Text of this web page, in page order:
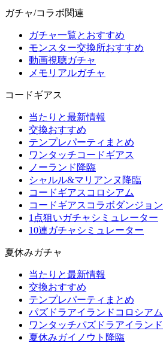
ガチャ/コラボ関連
ガチャ一覧とおすすめ
モンスター交換所おすすめ
動画視聴ガチャ
メモリアルガチャ
コードギアス
当たりと最新情報
交換おすすめ
テンプレパーティまとめ
ワンタッチコードギアス
ノーランド降臨
シャルル&マリアンヌ降臨
コードギアスコロシアム
コードギアスコラボダンジョン
1点狙いガチャシミュレーター
10連ガチャシミュレーター
夏休みガチャ
当たりと最新情報
交換おすすめ
テンプレパーティまとめ
パズドラアイランドコロシアム
ワンタッチパズドラアイランド
夏休みガイノウト降臨